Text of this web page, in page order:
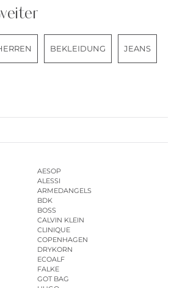
BEKLEIDUNG JEANS
AESOP
ALESSI
ARMEDANGELS
BDK
BOSS
CALVIN KLEIN
CLINIQUE
COPENHAGEN
DRYKORN
ECOALF
FALKE
GOT BAG